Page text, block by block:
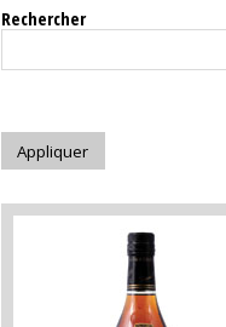
Rechercher